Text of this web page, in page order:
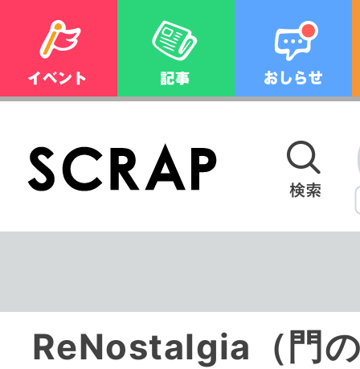
ReNostalgia（門